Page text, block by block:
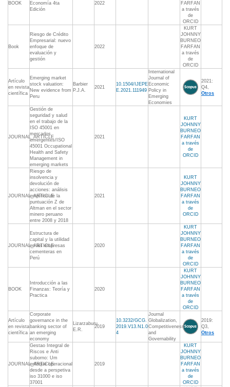
BOOK
Economía 4ta
Edición
2022
FARFAN
a través
de
ORCID
Book
Riesgo de Crédito
Empresarial: nuevo
enfoque de
evaluación y
gestión
2022
KURT
JOHNNY
BURNEO
FARFAN
a través
de
ORCID
Artículo
en revista
científica
Emerging market
stock valuation:
New evidence from
Peru
Barbier
P.J.A.
2021
10.1504/IJEPE
E.2021.111949
International
Journal of
Economic
Policy in
Emerging
Economies
2021:
Q4,
Otros
JOURNAL_ARTICLE
Gestión de
seguridad y salud
en el trabajo de la
ISO 45001 en
mercados
emergentes/ISO
45001 Occupational
Health and Safety
Management in
emerging markets
2021
KURT
JOHNNY
BURNEO
FARFAN
a través
de
ORCID
JOURNAL_ARTICLE
Riesgo de
insolvencia y
devolución de
acciones: análisis
empírico de la
puntuación Z de
Altman en el sector
minero peruano
entre 2008 y 2018
2021
KURT
JOHNNY
BURNEO
FARFAN
a través
de
ORCID
JOURNAL_ARTICLE
Estructura de
capital y la utilidad
en las empresas
cementeras en
Perú
2020
KURT
JOHNNY
BURNEO
FARFAN
a través
de
ORCID
BOOK
Introducción a las
Finanzas: Teoría y
Practica
2020
KURT
JOHNNY
BURNEO
FARFAN
a través
de
ORCID
Artículo
en revista
científica
Corporate
governance in the
banking sector of
an emerging
economy
Lizarzaburu
E.R.
2019
10.3232/GCG.
2019.V13.N1.0
4
Journal
Globalization,
Competitiveness
and
Governability
2019:
Q3,
Otros
JOURNAL_ARTICLE
Gestao Integral de
Riscos e Anti
suborno: Um
enfoque operacional
desde a perspetiva
iso 31000 e iso
37001
2019
KURT
JOHNNY
BURNEO
FARFAN
a través
de
ORCID